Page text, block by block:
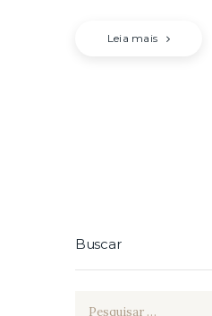
Leia mais
Buscar